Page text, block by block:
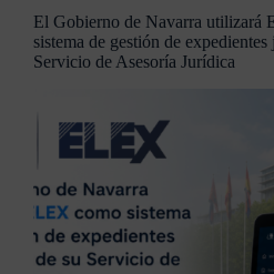
El Gobierno de Navarra utilizará
sistema de gestión de expedientes
Servicio de Asesoría Jurídica